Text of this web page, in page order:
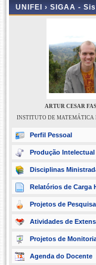
UNIFEI › SIGAA -
ARTUR CESAR
INSTITUTO DE MATEMÁTICA
Perfil Pessoal
Produção Intelectual
Disciplinas
Relatórios de Carga
Projetos de Pesquisa
Atividades de
Projetos de
Agenda do Docente